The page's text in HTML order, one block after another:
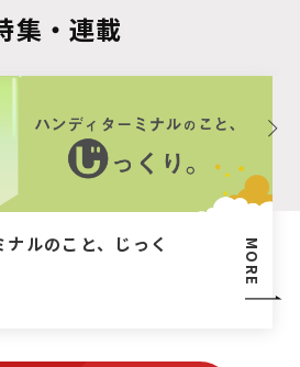
集・連載
MORE
ルのこと、じっく